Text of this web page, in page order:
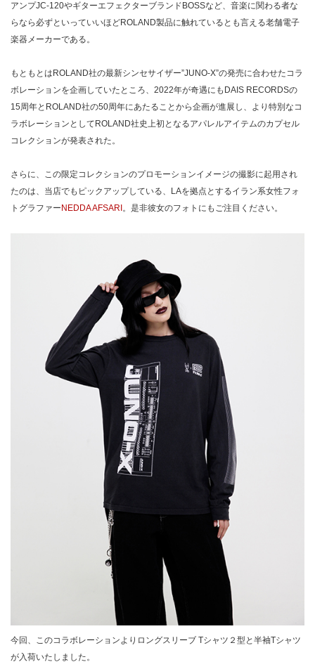
アンプJC-120やギターエフェクターブランドBOSSなど、音楽に関わる者な
らなら必ずといっていいほどROLAND製品に触れているとも言える老舗電子
楽器メーカーである。
もともとはROLAND社の最新シンセサイザー”JUNO-X”の発売に合わせたコラ
ボレーションを企画していたところ、2022年が奇遇にもDAIS RECORDSの
15周年とROLAND社の50周年にあたることから企画が進展し、より特別なコ
ラボレーションとしてROLAND社史上初となるアパレルアイテムのカプセル
コレクションが発表された。
さらに、この限定コレクションのプロモーションイメージの撮影に起用され
たのは、当店でもピックアップしている、LAを拠点とするイラン系女性フォ
トグラファー NEDDA AFSARI 。是非彼女のフォトにもご注目ください。
今回、このコラボレーションよりロングスリーブ Tシャツ２型と半袖Tシャツ
が入荷いたしました。